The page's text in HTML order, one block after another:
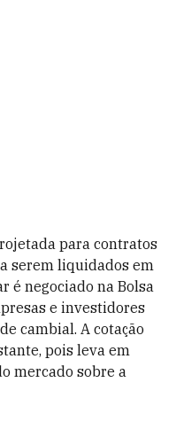
para contratos
serem liquidados em
é negociado na Bolsa
e investidores
cambial. A cotação
pois leva em
mercado sobre a